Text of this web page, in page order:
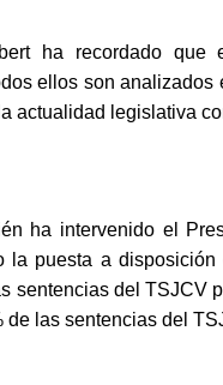
ha recordado
ellos son
actualidad legislativa
ha intervenido el
la puesta a
sentencias del TSJCV
las sentencias del